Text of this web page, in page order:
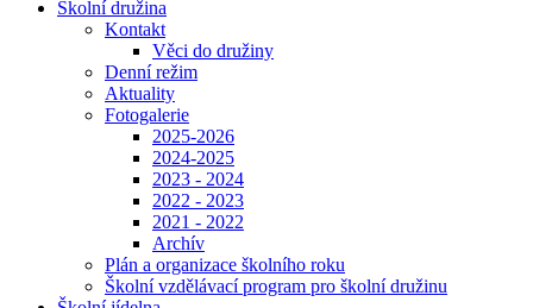
Školní družina
Kontakt
Věci do družiny
Denní režim
Aktuality
Fotogalerie
2025-2026
2024-2025
2023 - 2024
2022 - 2023
2021 - 2022
Archív
Plán a organizace školního roku
Školní vzdělávací program pro školní družinu